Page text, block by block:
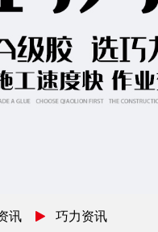
讯 巧力资讯